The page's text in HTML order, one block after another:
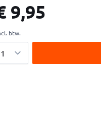
9,95
btw.